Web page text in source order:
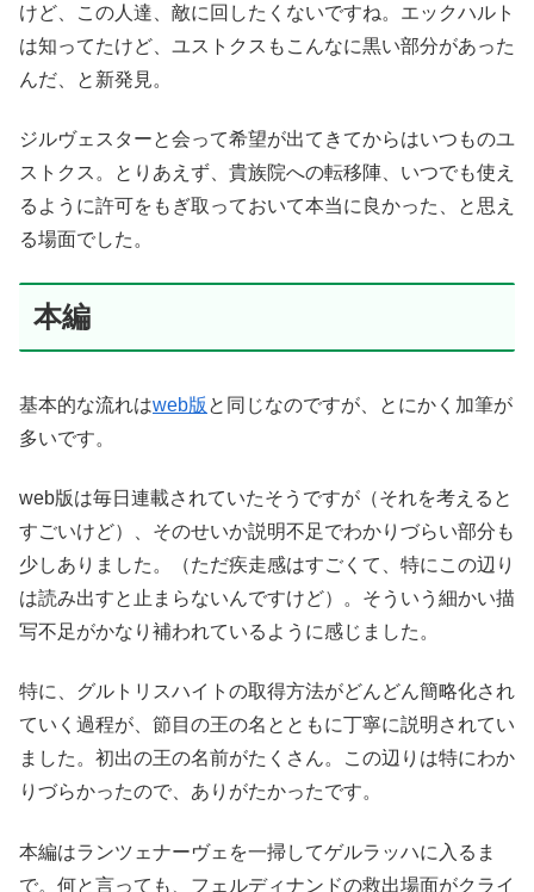
けど、この人達、敵に回したくないですね。エックハルト
は知ってたけど、ユストクスもこんなに黒い部分があった
んだ、と新発見。
ジルヴェスターと会って希望が出てきてからはいつものユ
ストクス。とりあえず、貴族院への転移陣、いつでも使え
るように許可をもぎ取っておいて本当に良かった、と思え
る場面でした。
本編
基本的な流れはweb版 と同じなのですが、とにかく加筆が
多いです。
web版は毎日連載されていたそうですが（それを考えると
すごいけど）、そのせいか説明不足でわかりづらい部分も
少しありました。（ただ疾走感はすごくて、特にこの辺り
は読み出すと止まらないんですけど）。そういう細かい描
写不足がかなり補われているように感じました。
特に、グルトリスハイトの取得方法がどんどん簡略化され
ていく過程が、節目の王の名とともに丁寧に説明されてい
ました。初出の王の名前がたくさん。この辺りは特にわか
りづらかったので、ありがたかったです。
本編はランツェナーヴェを一掃してゲルラッハに入るま
で。何と言っても、フェルディナンドの救出場面がクライ